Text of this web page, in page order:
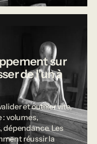
sur
de l'un à
et outiller vite,
volumes,
dépendance. Les
réussir la